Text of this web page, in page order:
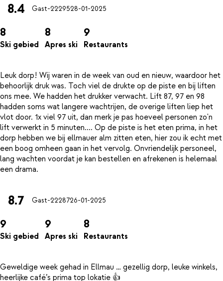
8.4 Gast-2229528-01-2025
8
Ski gebied
8
Apres ski
9
Restaurants
Leuk dorp! Wij waren in de week van oud en nieuw, waardoor het
behoorlijk druk was. Toch viel de drukte op de piste en bij liften
ons mee. We hadden het drukker verwacht. Lift 87, 97 en 98
hadden soms wat langere wachtrijen, de overige liften liep het
vlot door. 1x viel 97 uit, dan merk je pas hoeveel personen zo'n
lift verwerkt in 5 minuten.... Op de piste is het eten prima, in het
dorp hebben we bij ellmauer alm zitten eten, hier zou ik echt met
een boog omheen gaan in het vervolg. Onvriendelijk personeel,
lang wachten voordat je kan bestellen en afrekenen is helemaal
8.7 Gast-2228726-01-2025
9
Ski gebied
9
Apres ski
8
Restaurants
Geweldige week gehad in Ellmau … gezellig dorp, leuke winkels,